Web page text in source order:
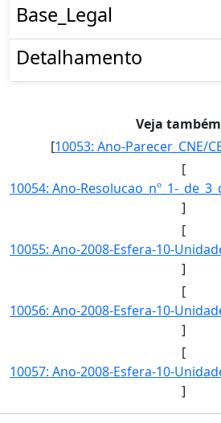
Base_Legal
Detalhamento
Veja
[10053: Ano-Parecer_CNE/
[
]
[
]
[
]
[
]